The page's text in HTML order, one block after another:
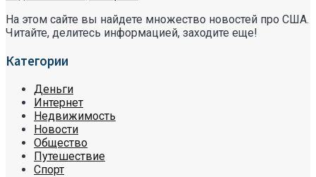
На этом сайте вы найдете множество новостей про США.
Читайте, делитесь информацией, заходите еще!
Категории
Деньги
Интернет
Недвижимость
Новости
Общество
Путешествие
Спорт